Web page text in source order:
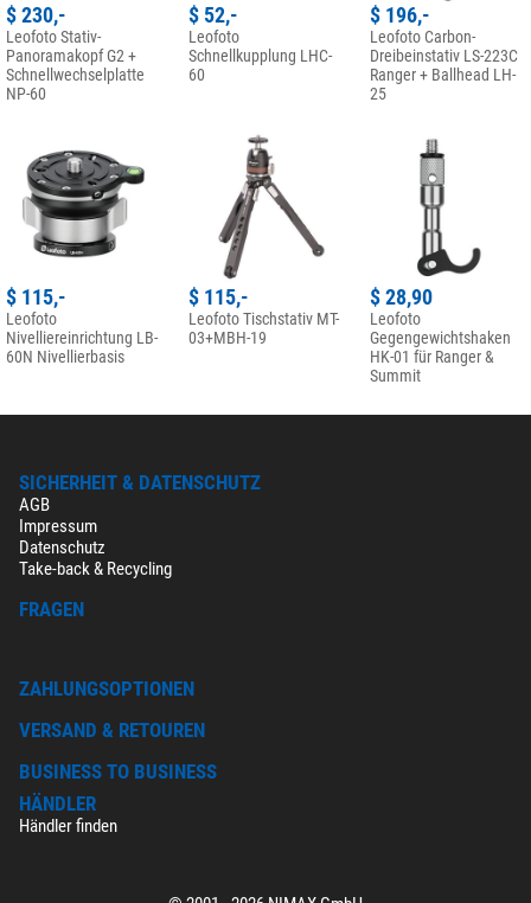
$ 230,-
Leofoto Stativ-
Panoramakopf G2 +
Schnellwechselplatte
NP-60
$ 52,-
Leofoto
Schnellkupplung LHC-
60
$ 196,-
Leofoto Carbon-
Dreibeinstativ LS-223C
Ranger + Ballhead LH-
25
$ 115,-
Leofoto
Nivelliereinrichtung LB-
60N Nivellierbasis
$ 115,-
Leofoto Tischstativ MT-
03+MBH-19
$ 28,90
Leofoto
Gegengewichtshaken
HK-01 für Ranger &
Summit
SICHERHEIT & DATENSCHUTZ
AGB
Impressum
Datenschutz
Take-back & Recycling
FRAGEN
ZAHLUNGSOPTIONEN
VERSAND & RETOUREN
BUSINESS TO BUSINESS
HÄNDLER
Händler finden